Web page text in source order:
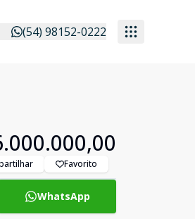
(54) 98152-0222
Favorito
WhatsApp